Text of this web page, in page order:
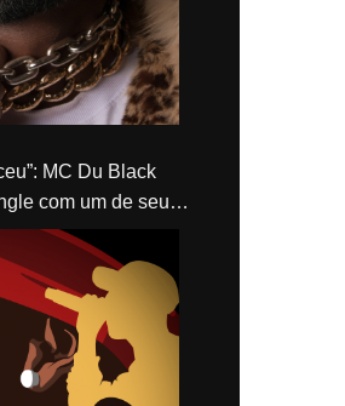
com um de seus